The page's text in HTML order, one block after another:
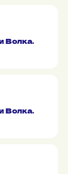
Волка.
Волка.